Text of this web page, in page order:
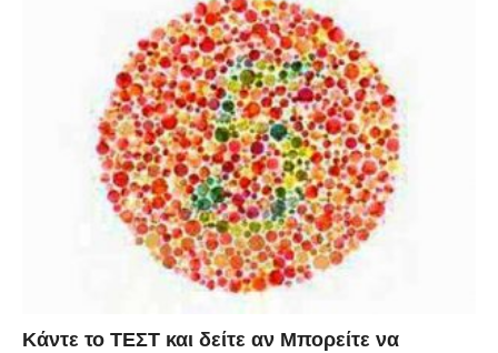
Κάντε το ΤΕΣΤ και δείτε αν Μπορείτε να